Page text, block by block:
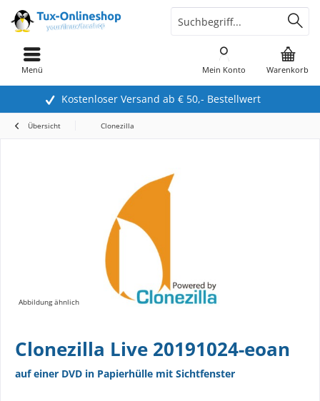
Kostenloser Versand ab € 50,- Bestellwert
Warenkorb
Mein Konto
Menü
Übersicht Clonezilla
Abbildung ähnlich
Clonezilla Live 20191024-eoan
auf einer DVD in Papierhülle mit Sichtfenster